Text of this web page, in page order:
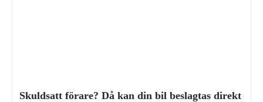
Skuldsatt förare? Då kan din bil beslagtas direkt